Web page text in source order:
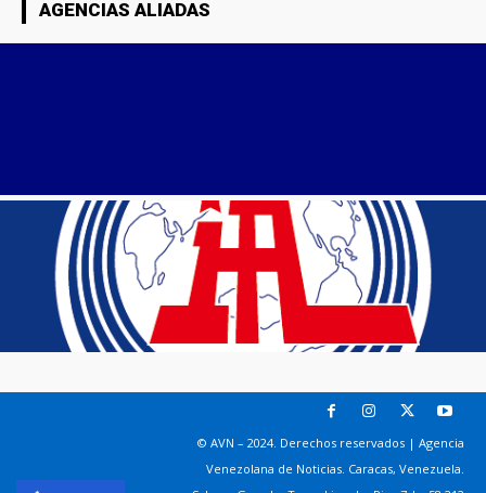
AGENCIAS ALIADAS
© AVN – 2024. Derechos reservados | Agencia
Venezolana de Noticias. Caracas, Venezuela.